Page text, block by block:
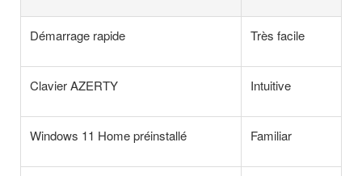
Démarrage rapide Très facile
Clavier AZERTY Intuitive
Windows 11 Home préinstallé Familiar